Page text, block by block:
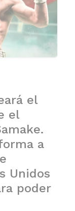
el
el
a
Unidos
poder